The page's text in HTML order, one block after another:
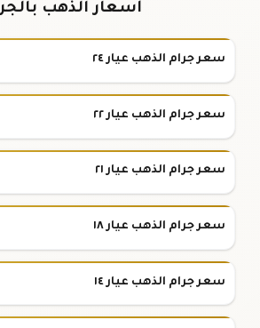
أسعار الذهب
سعر جرام الذهب عيار ٢٤
سعر جرام الذهب عيار ٢٢
سعر جرام الذهب عيار ٢١
سعر جرام الذهب عيار ١٨
سعر جرام الذهب عيار ١٤